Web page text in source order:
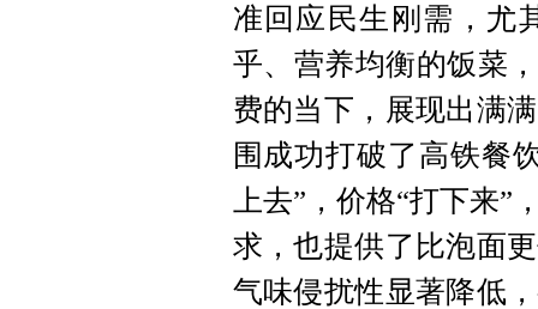
准回应民生刚需，尤
乎、营养均衡的饭菜
费的当下，展现出满
围成功打破了高铁餐
上去”，价格“打下来
求，也提供了比泡面
气味侵扰性显著降低